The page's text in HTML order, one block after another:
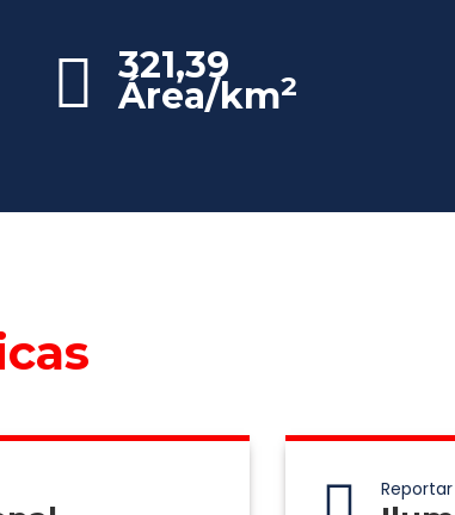
321,39
Área/km2